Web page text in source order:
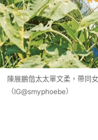
陳展鵬偕太太單文柔，帶同
（IG@smyphoebe）